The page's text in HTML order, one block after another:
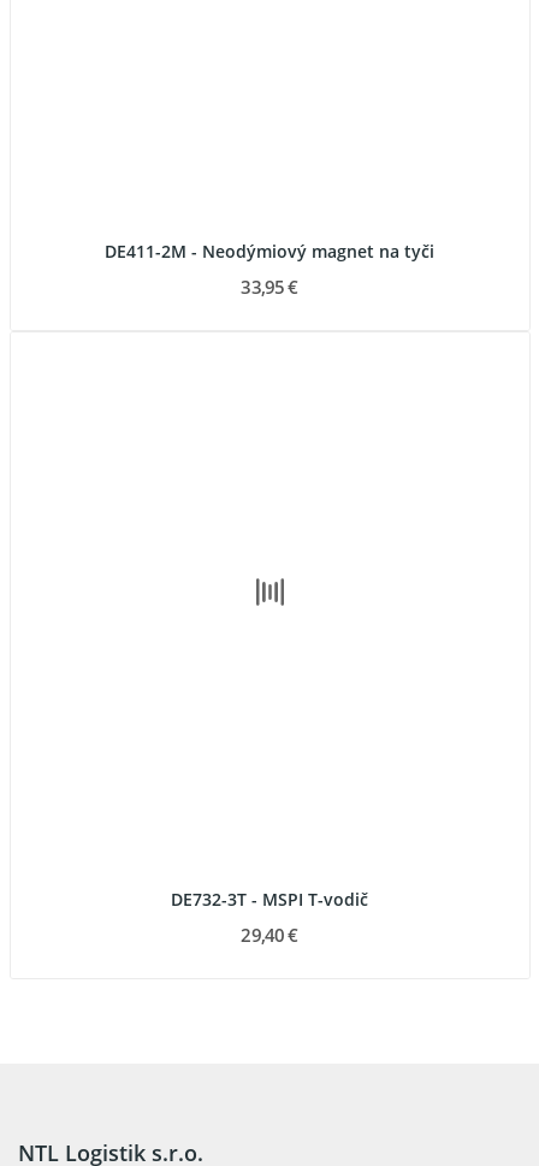
DE411-2M - Neodýmiový magnet na tyči
33,95 €
DE732-3T - MSPI T-vodič
29,40 €
NTL Logistik s.r.o.